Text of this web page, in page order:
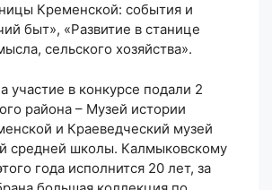
Кременской: события и
быт», «Развитие в станице
сельского хозяйства».
участие в конкурсе подали 2
района – Музей истории
и Краеведческий музей
средней школы. Калмыковскому
года исполнится 20 лет, за